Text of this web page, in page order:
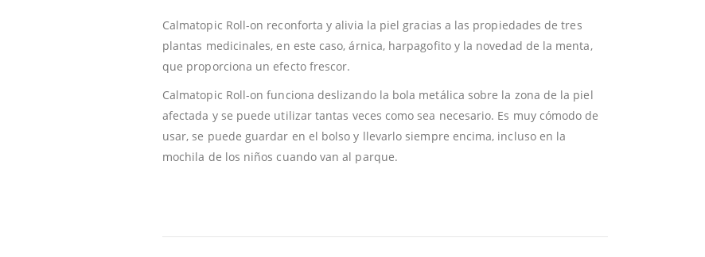
Calmatopic Roll-on reconforta y alivia la piel gracias a las propiedades de tres
plantas medicinales, en este caso, árnica, harpagofito y la novedad de la menta,
que proporciona un efecto frescor.
Calmatopic Roll-on funciona deslizando la bola metálica sobre la zona de la piel
afectada y se puede utilizar tantas veces como sea necesario. Es muy cómodo de
usar, se puede guardar en el bolso y llevarlo siempre encima, incluso en la
mochila de los niños cuando van al parque.